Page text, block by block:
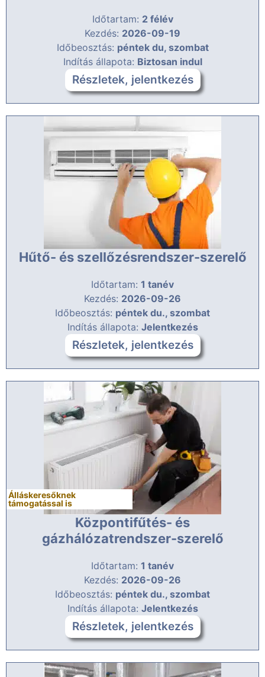
Időtartam: 2 félév
Kezdés: 2026-09-19
Időbeosztás: péntek du, szombat
Indítás állapota: Biztosan indul
Részletek, jelentkezés
Hűtő- és szellőzésrendszer-szerelő
Időtartam: 1 tanév
Kezdés: 2026-09-26
Időbeosztás: péntek du., szombat
Indítás állapota: Jelentkezés
Részletek, jelentkezés
Álláskeresőknek
támogatással is
Központifűtés- és
gázhálózatrendszer-szerelő
Időtartam: 1 tanév
Kezdés: 2026-09-26
Időbeosztás: péntek du., szombat
Indítás állapota: Jelentkezés
Részletek, jelentkezés